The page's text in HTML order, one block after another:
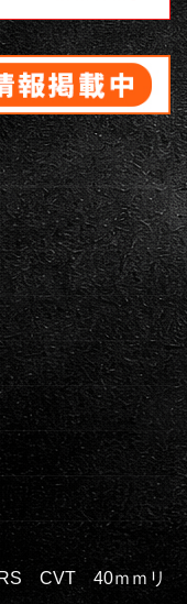
RS CVT 40ｍｍリ